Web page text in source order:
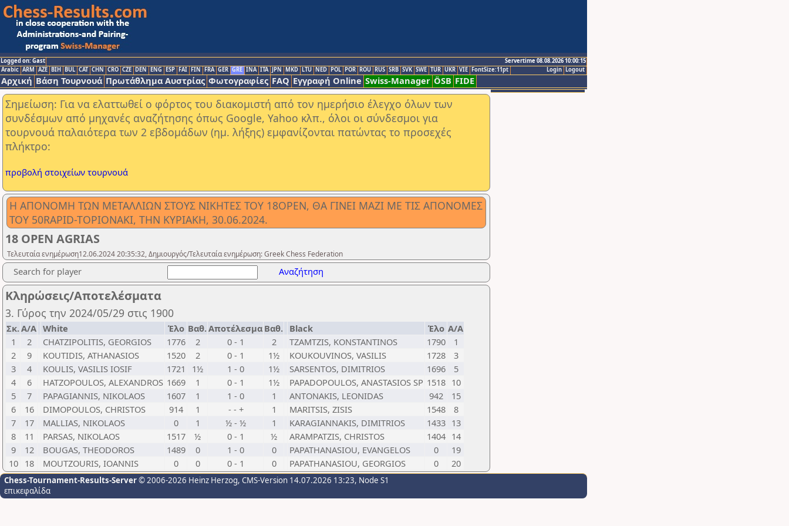
Logged on: Gast
Servertime 08.08.2026 10:00:15
Logout
Login
Arabic ARM AZE BIH BUL CAT CHN CRO CZE DEN ENG ESP FAI FIN FRA GER GRE INA ITA JPN MKD LTU NED POL POR ROU RUS SRB SVK SWE TUR UKR VIE FontSize:11pt
Αρχική Βάση Τουρνουά Πρωτάθλημα Αυστρίας Φωτογραφίες FAQ Εγγραφή Online Swiss-Manager ÖSB FIDE
Σημείωση: Για να ελαττωθεί ο φόρτος του διακομιστή από τον ημερήσιο έλεγχο όλων των
συνδέσμων από μηχανές αναζήτησης όπως Google, Yahoo κλπ., όλοι οι σύνδεσμοι για
τουρνουά παλαιότερα των 2 εβδομάδων (ημ. λήξης) εμφανίζονται πατώντας το προσεχές
πλήκτρο:
προβολή στοιχείων τουρνουά
Η ΑΠΟΝΟΜΗ ΤΩΝ ΜΕΤΑΛΛΙΩΝ ΣΤΟΥΣ ΝΙΚΗΤΕΣ ΤΟΥ 18OPEN, ΘΑ ΓΙΝΕΙ ΜΑΖΙ ΜΕ ΤΙΣ ΑΠΟΝΟΜΕΣ
ΤΟΥ 50RAPID-TOPIONAKI, ΤΗΝ ΚΥΡΙΑΚΗ, 30.06.2024.
18 OPEN AGRIAS
Τελευταία ενημέρωση12.06.2024 20:35:32, Δημιουργός/Τελευταία ενημέρωση: Greek Chess Federation
Search for player Αναζήτηση
Κληρώσεις/Αποτελέσματα
3. Γύρος την 2024/05/29 στις 1900
Σκ.Α/Α White Έλο Βαθ.Αποτέλεσμα Βαθ. Black Έλο Α/Α
1
2 CHATZIPOLITIS, GEORGIOS 1776 2 0 - 1 2 TZAMTZIS, KONSTANTINOS 1790
1
2
9 KOUTIDIS, ATHANASIOS 1520 2 0 - 1 1½ KOUKOUVINOS, VASILIS 1728
3
3
4 KOULIS, VASILIS IOSIF 1721 1½ 1 - 0 1½ SARSENTOS, DIMITRIOS 1696
5
4
6 HATZOPOULOS, ALEXANDROS 1669 1 0 - 1 1½ PAPADOPOULOS, ANASTASIOS SP 1518 10
5
7 PAPAGIANNIS, NIKOLAOS 1607 1 1 - 0 1 ANTONAKIS, LEONIDAS 942
15
6
16 DIMOPOULOS, CHRISTOS 914 1 - - + 1 MARITSIS, ZISIS 1548
8
7
17 MALLIAS, NIKOLAOS 0 1 ½ - ½ 1 KARAGIANNAKIS, DIMITRIOS 1433 13
8
11 PARSAS, NIKOLAOS 1517 ½ 0 - 1 ½ ARAMPATZIS, CHRISTOS 1404 14
9
12 BOUGAS, THEODOROS 1489 0 1 - 0 0 PAPATHANASIOU, EVANGELOS 0
19
10
18 MOUTZOURIS, IOANNIS 0 0 0 - 1 0 PAPATHANASIOU, GEORGIOS 0 20
Chess-Tournament-Results-Server© 2006-2026 Heinz Herzog, CMS-Version 14.07.2026 13:23, Node S1
επικεφαλίδα